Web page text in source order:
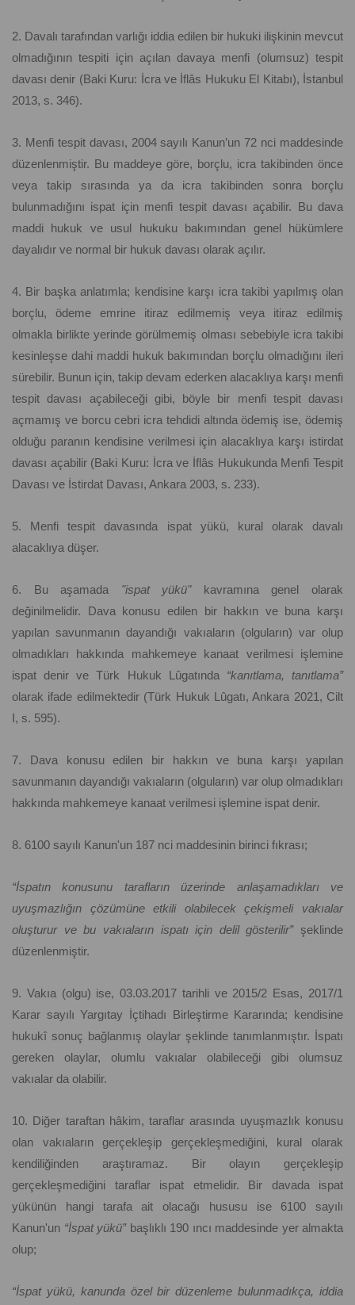
2. Davalı tarafından varlığı iddia edilen bir hukuki ilişkinin mevcut
olmadığının tespiti için açılan davaya menfi (olumsuz) tespit
davası denir (Baki Kuru: İcra ve İflâs Hukuku El Kitabı), İstanbul
2013, s. 346).
3. Menfi tespit davası, 2004 sayılı Kanun’un 72 nci maddesinde
düzenlenmiştir. Bu maddeye göre, borçlu, icra takibinden önce
veya takip sırasında ya da icra takibinden sonra borçlu
bulunmadığını ispat için menfi tespit davası açabilir. Bu dava
maddi hukuk ve usul hukuku bakımından genel hükümlere
dayalıdır ve normal bir hukuk davası olarak açılır.
4. Bir başka anlatımla; kendisine karşı icra takibi yapılmış olan
borçlu, ödeme emrine itiraz edilmemiş veya itiraz edilmiş
olmakla birlikte yerinde görülmemiş olması sebebiyle icra takibi
kesinleşse dahi maddi hukuk bakımından borçlu olmadığını ileri
sürebilir. Bunun için, takip devam ederken alacaklıya karşı menfi
tespit davası açabileceği gibi, böyle bir menfi tespit davası
açmamış ve borcu cebri icra tehdidi altında ödemiş ise, ödemiş
olduğu paranın kendisine verilmesi için alacaklıya karşı istirdat
davası açabilir (Baki Kuru: İcra ve İflâs Hukukunda Menfi Tespit
Davası ve İstirdat Davası, Ankara 2003, s. 233).
5. Menfi tespit davasında ispat yükü, kural olarak davalı
alacaklıya düşer.
6. Bu aşamada "ispat yükü"kavramına genel olarak
değinilmelidir. Dava konusu edilen bir hakkın ve buna karşı
yapılan savunmanın dayandığı vakıaların (olguların) var olup
olmadıkları hakkında mahkemeye kanaat verilmesi işlemine
ispat denir ve Türk Hukuk Lûgatında “kanıtlama, tanıtlama”
olarak ifade edilmektedir (Türk Hukuk Lûgatı, Ankara 2021, Cilt
I, s. 595).
7. Dava konusu edilen bir hakkın ve buna karşı yapılan
savunmanın dayandığı vakıaların (olguların) var olup olmadıkları
hakkında mahkemeye kanaat verilmesi işlemine ispat denir.
8. 6100 sayılı Kanun'un 187 nci maddesinin birinci fıkrası;
“İspatın konusunu tarafların üzerinde anlaşamadıkları ve
uyuşmazlığın çözümüne etkili olabilecek çekişmeli vakıalar
oluşturur ve bu vakıaların ispatı için delil gösterilir”şeklinde
düzenlenmiştir.
9. Vakıa (olgu) ise, 03.03.2017 tarihli ve 2015/2 Esas, 2017/1
Karar sayılı Yargıtay İçtihadı Birleştirme Kararında; kendisine
hukukî sonuç bağlanmış olaylar şeklinde tanımlanmıştır. İspatı
gereken olaylar, olumlu vakıalar olabileceği gibi olumsuz
vakıalar da olabilir.
10. Diğer taraftan hâkim, taraflar arasında uyuşmazlık konusu
olan vakıaların gerçekleşip gerçekleşmediğini, kural olarak
kendiliğinden araştıramaz. Bir olayın gerçekleşip
gerçekleşmediğini taraflar ispat etmelidir. Bir davada ispat
yükünün hangi tarafa ait olacağı hususu ise 6100 sayılı
Kanun'un “İspat yükü” başlıklı 190 ıncı maddesinde yer almakta
olup;
“İspat yükü, kanunda özel bir düzenleme bulunmadıkça, iddia